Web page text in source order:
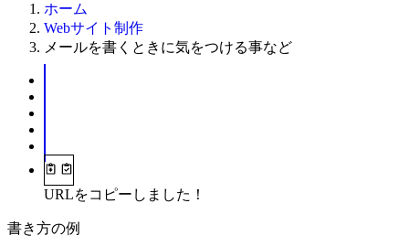
ホーム
Webサイト制作
メールを書くときに気をつける事など
URLをコピーしました！
書き方の例